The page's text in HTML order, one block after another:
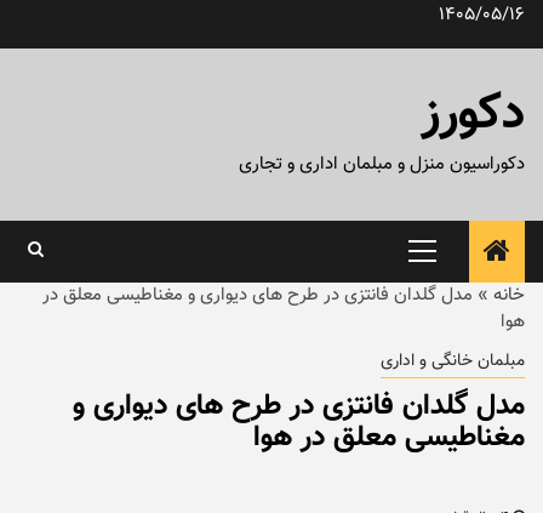
پرش1405/05/16
دکورز
دکوراسیون منزل و مبلمان اداری و تجاری
منوی
اصلی
خانه » مدل گلدان فانتزی در طرح های دیواری و مغناطیسی معلق در
هوا
مبلمان خانگی و اداری
مدل گلدان فانتزی در طرح های دیواری و
مغناطیسی معلق در هوا